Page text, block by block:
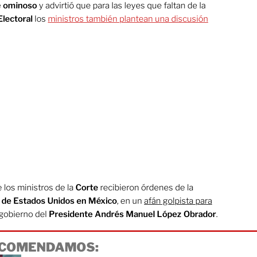
ominoso y advirtió que para las leyes que faltan de la
los ministros también plantean una discusión
los ministros de la Corte recibieron órdenes de la
de Estados Unidos en México, en un afán golpista para
del Presidente Andrés Manuel López Obrador.